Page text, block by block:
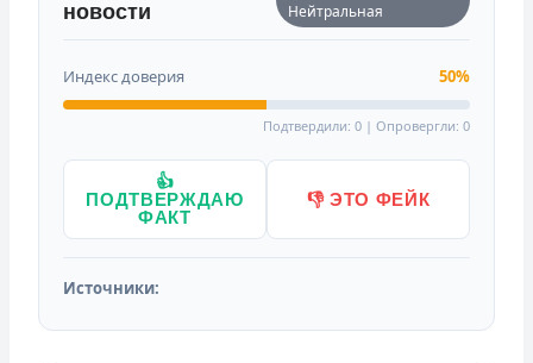
новости
Нейтральная
Индекс доверия 50%
Подтвердили: 0 | Опровергли: 0
👍
ПОДТВЕРЖДАЮ
ФАКТ
👎 ЭТО ФЕЙК
Источники: